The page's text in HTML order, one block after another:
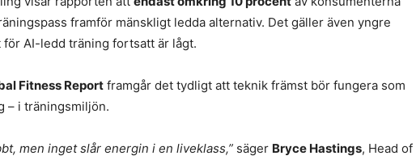
framför mänskligt ledda alternativ. Det gäller även yngre
AI-ledd träning fortsatt är lågt.
Fitness Report framgår det tydligt att teknik främst bör fungera som
– i träningsmiljön.
men inget slår energin i en liveklass,” säger Bryce Hastings, Head of